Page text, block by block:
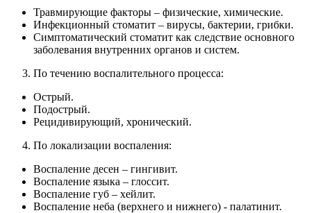
Травмирующие факторы – физические, химические.
Инфекционный стоматит – вирусы, бактерии, грибки.
Симптоматический стоматит как следствие основного
заболевания внутренних органов и систем.
По течению воспалительного процесса:
Острый.
Подострый.
Рецидивирующий, хронический.
По локализации воспаления:
Воспаление десен – гингивит.
Воспаление языка – глоссит.
Воспаление губ – хейлит.
Воспаление неба (верхнего и нижнего) - палатинит.